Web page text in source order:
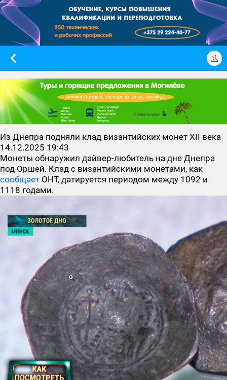
Из Днепра подняли клад византийских монет ХІІ века
14.12.2025 19:43
Монеты обнаружил дайвер-любитель на дне Днепра
под Оршей. Клад с византийскими монетами, как
сообщает ОНТ, датируется периодом между 1092 и
1118 годами.